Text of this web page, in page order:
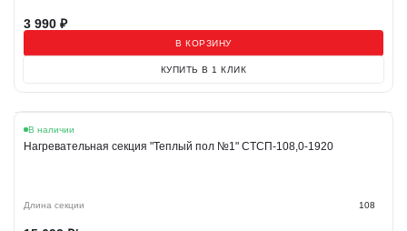
3 990 ₽
В КОРЗИНУ
КУПИТЬ В 1 КЛИК
В наличии
Нагревательная секция "Теплый пол №1" СТСП-108,0-1920
Длина секции 108